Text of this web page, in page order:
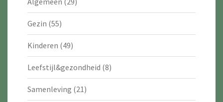
Gezin (55)
Kinderen (49)
Leefstijl&gezondheid (8)
Samenleving (21)